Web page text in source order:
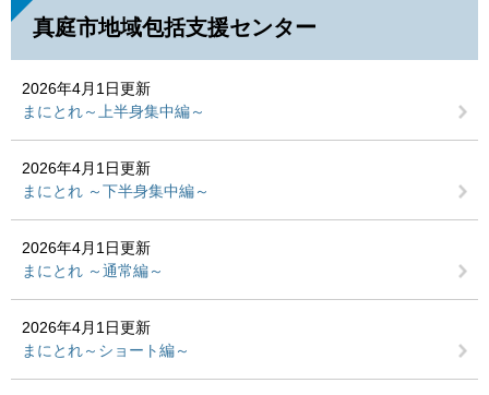
真庭市地域包括支援センター
2026年4月1日更新
まにとれ～上半身集中編～
2026年4月1日更新
まにとれ ～下半身集中編～
2026年4月1日更新
まにとれ ～通常編～
2026年4月1日更新
まにとれ～ショート編～